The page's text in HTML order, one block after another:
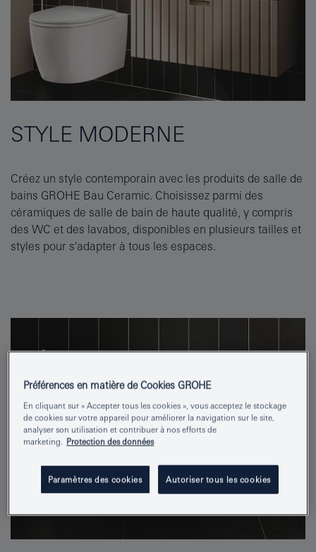
STYLE MODERNE
Créez un style contemporain avec les produits de salle de
bains GROHE Bau Ceramic. Choisissez parmi des
céramiques de salle de bain de haute qualité, y compris
des WC et des lavabos, disponibles en plusieurs tailles et
styles pour s'adapter à tous les espaces.
Préférences en matière de Cookies GROHE
En cliquant sur « Accepter tous les cookies », vous acceptez le stockage
de cookies sur votre appareil pour améliorer la navigation sur le site,
analyser son utilisation et contribuer à nos efforts de
marketing. Protection des données
Paramètres des cookies Autoriser tous les cookies